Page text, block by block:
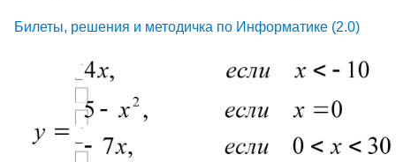
Билеты, решения и методичка по Информатике (2.0)